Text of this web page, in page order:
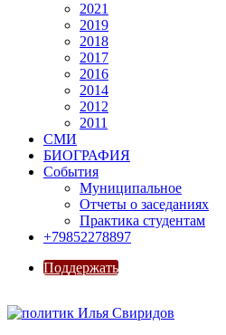
2021
2019
2018
2017
2016
2014
2012
2011
СМИ
БИОГРАФИЯ
События
Муниципальное
Отчеты о заседаниях
Практика студентам
+79852278897
Поддержать